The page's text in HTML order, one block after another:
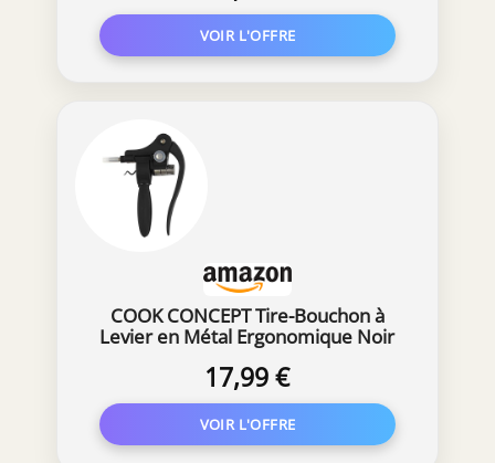
avec Décapsuleur de Bouteille de
Bière Intégré - Tire-bouchon
Ergonomique
COOK CONCEPT Tire-Bouchon à
Levier en Métal Ergonomique Noir
17,99 €